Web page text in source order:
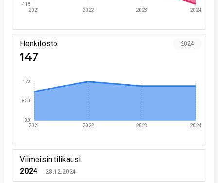
2021 2022 2023 2024
-115
Henkilöstö
147
2024
2021 2022 2023 2024
0,0
85,0
170
Viimeisin tilikausi
2024
28.12.2024